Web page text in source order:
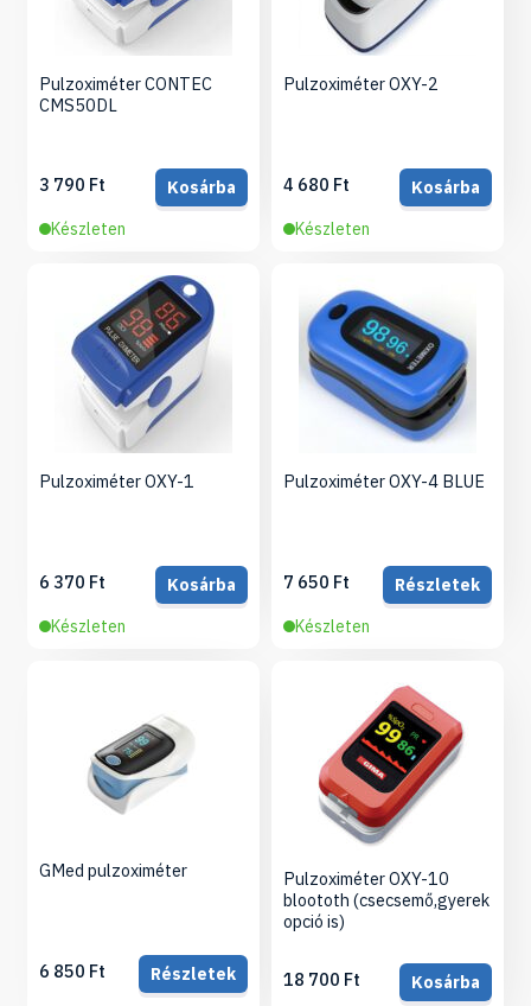
Pulzoximéter CONTEC
CMS50DL
3 790 Ft
Kosárba
Készleten
Pulzoximéter OXY-2
4 680 Ft
Kosárba
Készleten
Pulzoximéter OXY-1
6 370 Ft
Kosárba
Készleten
Pulzoximéter OXY-4 BLUE
7 650 Ft
Részletek
Készleten
GMed pulzoximéter
6 850 Ft Részletek
Pulzoximéter OXY-10
bloototh (csecsemő,gyerek
opció is)
18 700 Ft
Kosárba